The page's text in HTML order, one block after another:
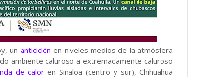
un anticiclón en niveles medios de la atmósfera
ambiente caluroso a extremadamente caluroso
de calor en Sinaloa (centro y sur), Chihuahua